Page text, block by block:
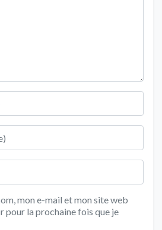
mon e-mail et mon site web
pour la prochaine fois que je